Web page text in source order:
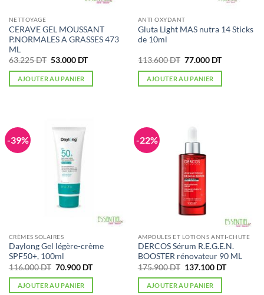
NETTOYAGE
CERAVE GEL MOUSSANT
P.NORMALES A GRASSES 473
ML
63.225DT Le
initial
était :
53.000 DTLe
actuel
AJOUTER AU PANIER
ANTI OXYDANT
Gluta Light MAS nutra 14 Sticks
de 10ml
113.600DT Le
initial
était :
77.000 DTLe
actuel
AJOUTER AU PANIER
-39%
CRÈMES SOLAIRES
Daylong Gel légère-crème
SPF50+, 100ml
116.000DT Le
initial
était :
70.900 DTLe
AJOUTER AU PANIER
-22%
AMPOULES ET LOTIONS ANTI-CHUTE
DERCOS Sérum R.E.G.E.N.
BOOSTER rénovateur 90 ML
175.900DT Le
initial
était :
137.100 DTLe
AJOUTER AU PANIER